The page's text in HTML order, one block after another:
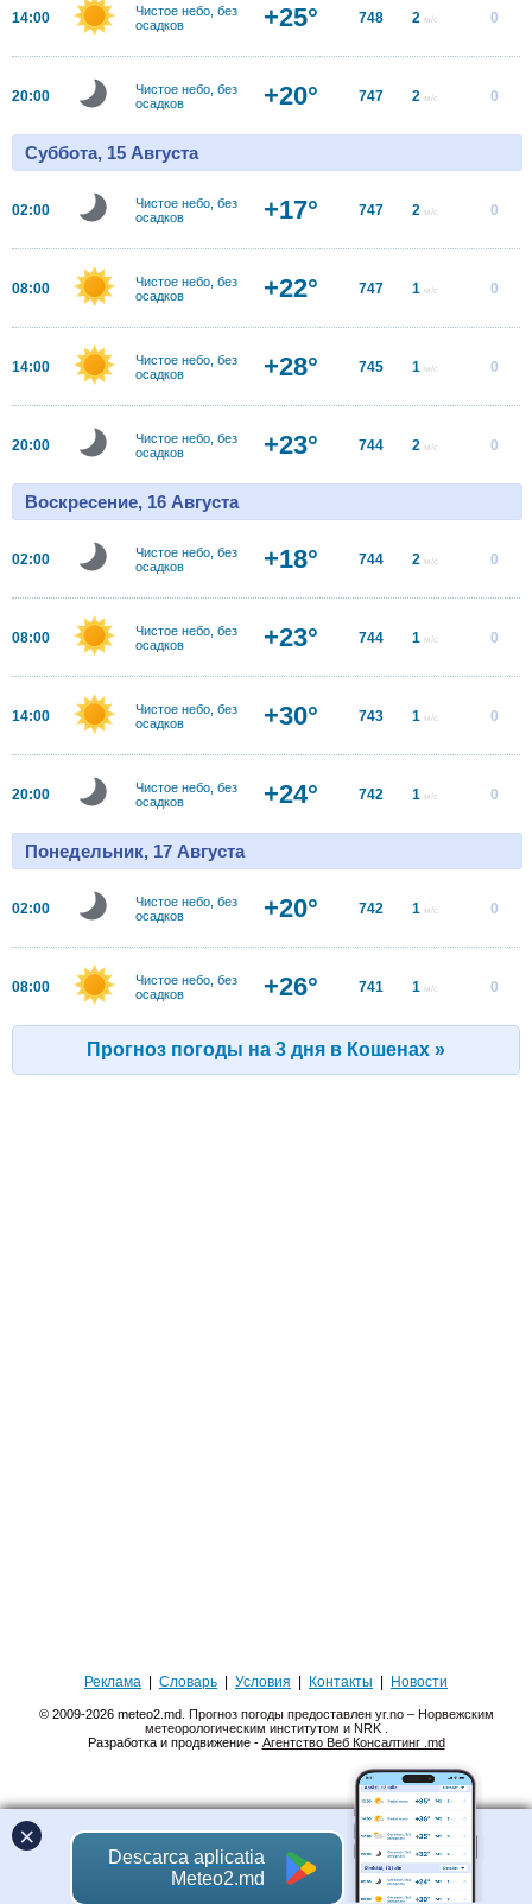
14:00
Чистое небо, без
осадков
+25° 748 2 м/с 0
20:00
Чистое небо, без
осадков
+20° 747 2 м/с 0
Суббота, 15 Августа
02:00
Чистое небо, без
осадков
+17° 747 2 м/с 0
08:00
Чистое небо, без
осадков
+22° 747 1 м/с 0
14:00
Чистое небо, без
осадков
+28° 745 1 м/с 0
20:00
Чистое небо, без
осадков
+23° 744 2 м/с 0
Воскресение, 16 Августа
02:00
Чистое небо, без
осадков
+18° 744 2 м/с 0
08:00
Чистое небо, без
осадков
+23° 744 1 м/с 0
14:00
Чистое небо, без
осадков
+30° 743 1 м/с 0
20:00
Чистое небо, без
осадков
+24° 742 1 м/с 0
Понедельник, 17 Августа
02:00
Чистое небо, без
осадков
+20° 742 1 м/с 0
08:00
Чистое небо, без
осадков
+26° 741 1 м/с 0
Прогноз погоды на 3 дня в Кошенах »
Реклама Словарь Условия Контакты Новости
© 2009-2026 meteo2.md. Прогноз погоды предоставлен yr.no – Норвежским
метеорологическим институтом и NRK
Разработка и продвижение - Агентство Веб Консалтинг .md
×
Descarca aplicatia
Meteo2.md